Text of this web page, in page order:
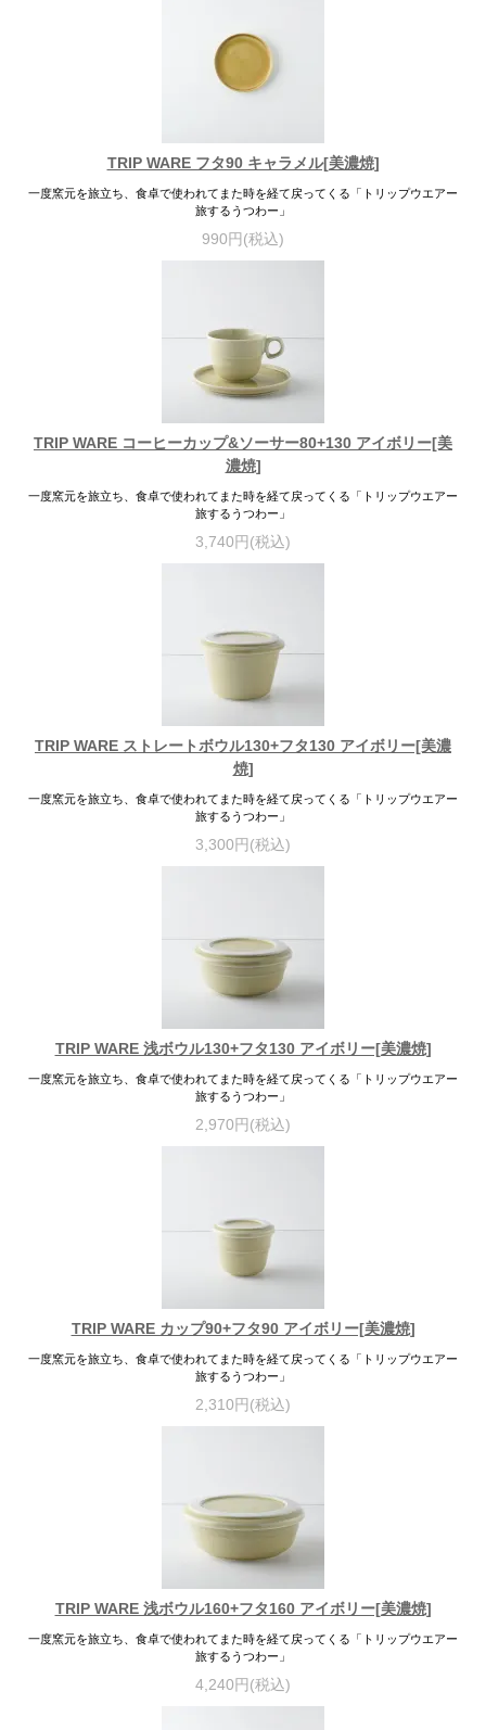
TRIP WARE フタ90 キャラメル[美濃焼]
一度窯元を旅立ち、食卓で使われてまた時を経て戻ってくる「トリップウエアー
旅するうつわー」
990円(税込)
TRIP WARE コーヒーカップ&ソーサー80+130 アイボリー[美
濃焼]
一度窯元を旅立ち、食卓で使われてまた時を経て戻ってくる「トリップウエアー
旅するうつわー」
3,740円(税込)
TRIP WARE ストレートボウル130+フタ130 アイボリー[美濃
焼]
一度窯元を旅立ち、食卓で使われてまた時を経て戻ってくる「トリップウエアー
旅するうつわー」
3,300円(税込)
TRIP WARE 浅ボウル130+フタ130 アイボリー[美濃焼]
一度窯元を旅立ち、食卓で使われてまた時を経て戻ってくる「トリップウエアー
旅するうつわー」
2,970円(税込)
TRIP WARE カップ90+フタ90 アイボリー[美濃焼]
一度窯元を旅立ち、食卓で使われてまた時を経て戻ってくる「トリップウエアー
旅するうつわー」
2,310円(税込)
TRIP WARE 浅ボウル160+フタ160 アイボリー[美濃焼]
一度窯元を旅立ち、食卓で使われてまた時を経て戻ってくる「トリップウエアー
旅するうつわー」
4,240円(税込)